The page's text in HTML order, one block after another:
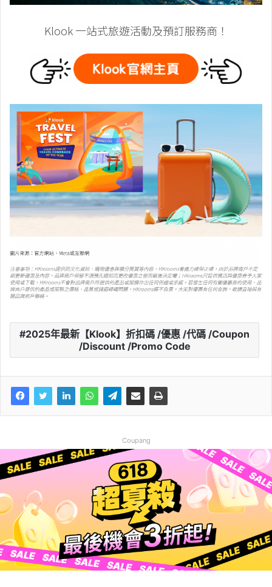
Klook 一站式旅遊活動及預訂服務商！
2025年最新【Klook】折扣碼 /優惠 /代碼 /Coupon
/Discount /Promo Code
Coupang